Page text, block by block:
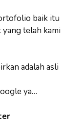
baik itu
telah kami
adalah asli
ya…